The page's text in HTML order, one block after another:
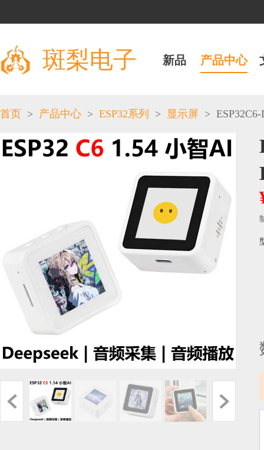
斑梨电子 新品 产品中心
首页 > 产品中心 > ESP32系列 > 显示屏 >